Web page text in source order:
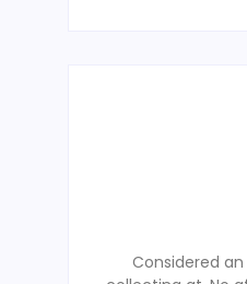
Considered